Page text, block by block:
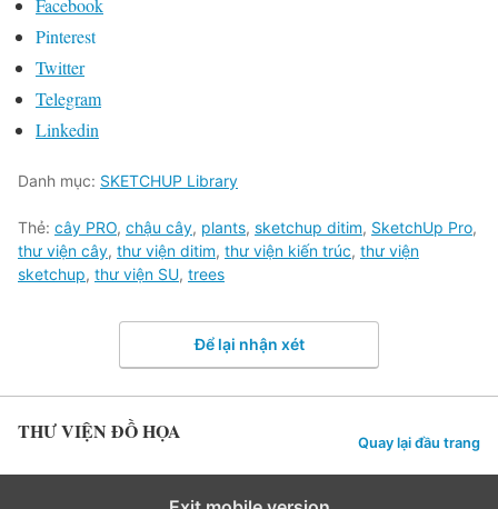
Facebook
Pinterest
Twitter
Telegram
Linkedin
Danh mục: SKETCHUP Library
Thẻ: cây PRO, chậu cây, plants, sketchup ditim, SketchUp Pro,
thư viện cây, thư viện ditim, thư viện kiến trúc, thư viện
sketchup, thư viện SU, trees
Để lại nhận xét
THƯ VIỆN ĐỒ HỌA Quay lại đầu trang